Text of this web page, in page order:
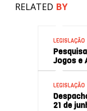
RELATED BY
LEGISLAÇÃO
Jogos e
LEGISLAÇÃO
21 de